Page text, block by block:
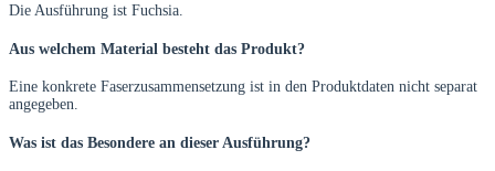
Die Ausführung ist Fuchsia.
Aus welchem Material besteht das Produkt?
Eine konkrete Faserzusammensetzung ist in den Produktdaten nicht separat
angegeben.
Was ist das Besondere an dieser Ausführung?